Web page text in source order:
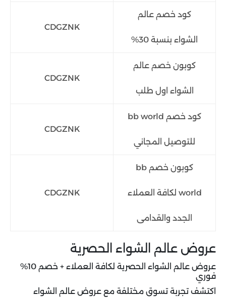
كود خصم عالم
الشواء بنسبة 30%
CDGZNK
كوبون خصم عالم
الشواء اول طلب
CDGZNK
كود خصم bb world
للتوصيل المجاني
CDGZNK
كوبون خصم bb
world لكافة العملاء
الجدد والقدامى
CDGZNK
عروض عالم الشواء الحصرية
عروض عالم الشواء الحصرية لكافة العملاء + خصم 10%
فوري
اكتشف تجربة تسوق مختلفة مع عروض عالم الشواء